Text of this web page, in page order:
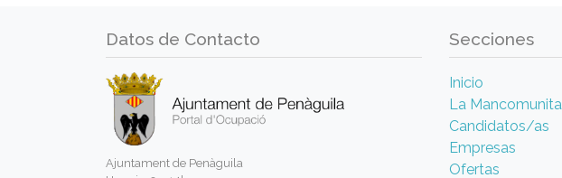
Datos de Contacto
Ajuntament de Penàguila
Secciones
Inicio
La
Candidatos/as
Empresas
Ofertas